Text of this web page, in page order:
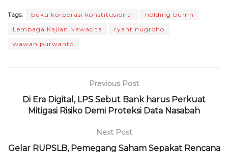
c
e
k
it
te
a
ts
e
g
re
a
ai
l
n
t
ai
Tags: buku korporasi konstitusional
holding bumn
Lembaga Kajian Nawacita
ryant nugroho
wawan purwanto
Previous Post
Di Era Digital, LPS Sebut Bank harus Perkuat
Mitigasi Risiko Demi Proteksi Data Nasabah
Next Post
Gelar RUPSLB, Pemegang Saham Sepakat Rencana